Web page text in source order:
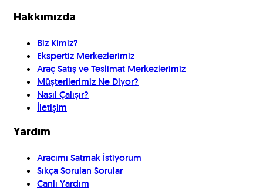
Hakkımızda
Biz Kimiz?
Ekspertiz Merkezlerimiz
Araç Satış ve Teslimat Merkezlerimiz
Müşterilerimiz Ne Diyor?
Nasıl Çalışır?
İletişim
Yardım
Aracımı Satmak İstiyorum
Sıkça Sorulan Sorular
Canlı Yardım